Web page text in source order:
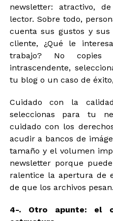
newsletter: atractivo,
lector. Sobre todo,
cuenta sus gustos y
cliente, ¿Qué le
trabajo? No copies
intrascendente,
tu blog o un caso de
Cuidado con la
seleccionas para tu
cuidado con los
acudir a bancos de
tamaño y el volumen
newsletter porque
ralentice la apertura de
de que los archivos pesan.
4-. Otro apunte: el